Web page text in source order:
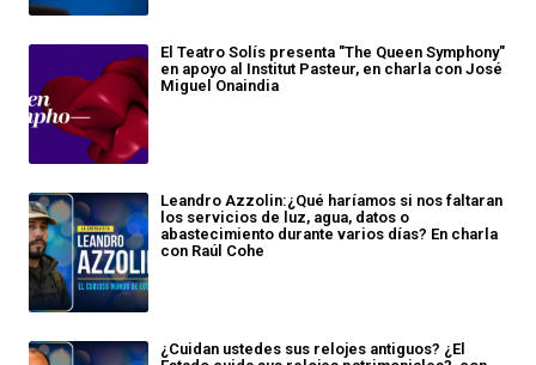
El Teatro Solís presenta "The Queen Symphony"
en apoyo al Institut Pasteur, en charla con José
Miguel Onaindia
Leandro Azzolin:¿Qué haríamos si nos faltaran
los servicios de luz, agua, datos o
abastecimiento durante varios días? En charla
con Raúl Cohe
¿Cuidan ustedes sus relojes antiguos? ¿El